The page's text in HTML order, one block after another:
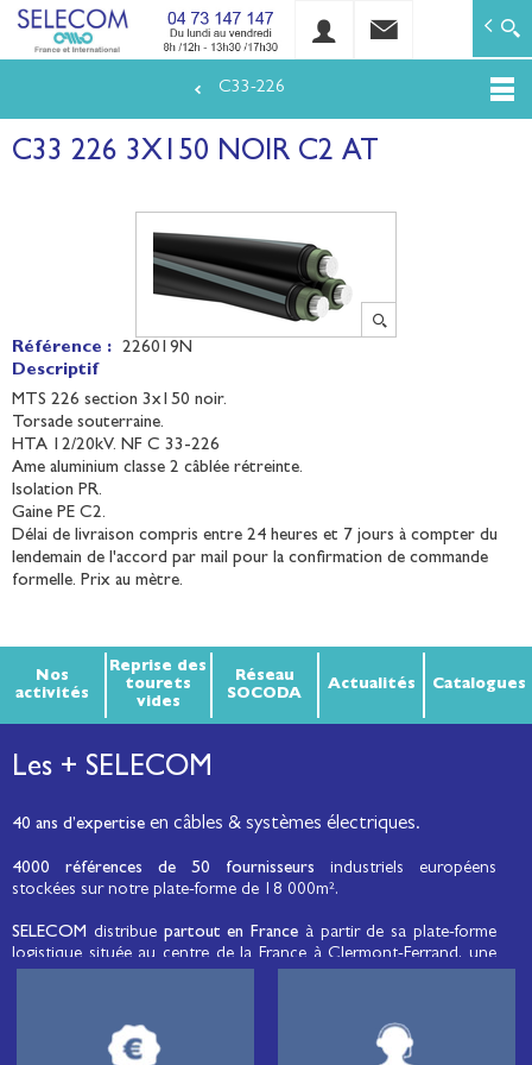
au
contenu
SELECOM
Matériels de réseaux électriques basse tension et
C33-226
C33 226 3X150 NOIR C2 AT
Référence : 226019N
Descriptif
MTS 226 section 3x150 noir.
Torsade souterraine.
HTA 12/20kV. NF C 33-226
Ame aluminium classe 2 câblée rétreinte.
Isolation PR.
Gaine PE C2.
Délai de livraison compris entre 24 heures et 7 jours à compter du
lendemain de l'accord par mail pour la confirmation de commande
formelle. Prix au mètre.
Nos
activités
Reprise des
tourets
vides
Réseau
SOCODA
Actualités Catalogues
Les + SELECOM
40 ans d’expertise en câbles & systèmes électriques.
4000 références de 50 fournisseurs industriels européens
stockées sur notre plate-forme de 18 000m².
SELECOM distribue partout en France à partir de sa plate-forme
logistique située au centre de la France à Clermont-Ferrand, une
, de matériel
d’éclairage public et d'éco-mobilité destinée aux professionnels de